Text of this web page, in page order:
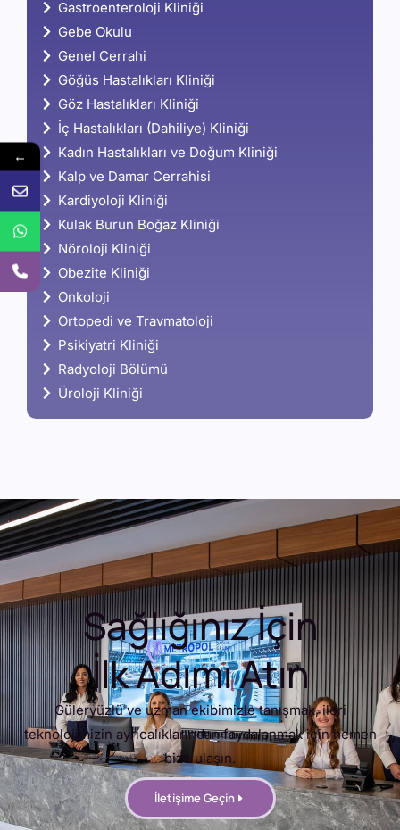
Gastroenteroloji Kliniği
Gebe Okulu
Genel Cerrahi
Göğüs Hastalıkları Kliniği
Göz Hastalıkları Kliniği
İç Hastalıkları (Dahiliye) Kliniği
Kadın Hastalıkları ve Doğum Kliniği
Kalp ve Damar Cerrahisi
Kardiyoloji Kliniği
Kulak Burun Boğaz Kliniği
Nöroloji Kliniği
Obezite Kliniği
Onkoloji
Ortopedi ve Travmatoloji
Psikiyatri Kliniği
Radyoloji Bölümü
Üroloji Kliniği
Sağlığınız İçin
İlk Adımı Atın
Güleryüzlü ve uzman ekibimizle tanışmak, ileri
teknolojimizin ayrıcalıklarından faydalanmak için hemen
bize ulaşın.
İletişime Geçin
←